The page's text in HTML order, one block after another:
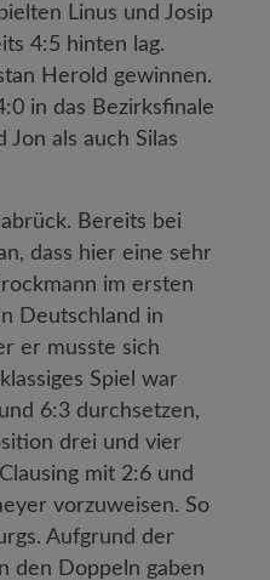
Linus und Josip
4:5 hinten lag.
Herold gewinnen.
in das Bezirksfinale
als auch Silas
Bereits bei
dass hier eine sehr
im ersten
Deutschland in
er musste sich
Spiel war
6:3 durchsetzen,
drei und vier
mit 2:6 und
vorzuweisen. So
Aufgrund der
den Doppeln gaben